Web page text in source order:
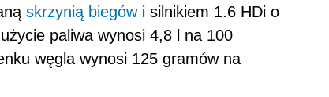
skrzynią biegówi silnikiem 1.6 HDi o
paliwa wynosi 4,8 l na 100
węgla wynosi 125 gramów na